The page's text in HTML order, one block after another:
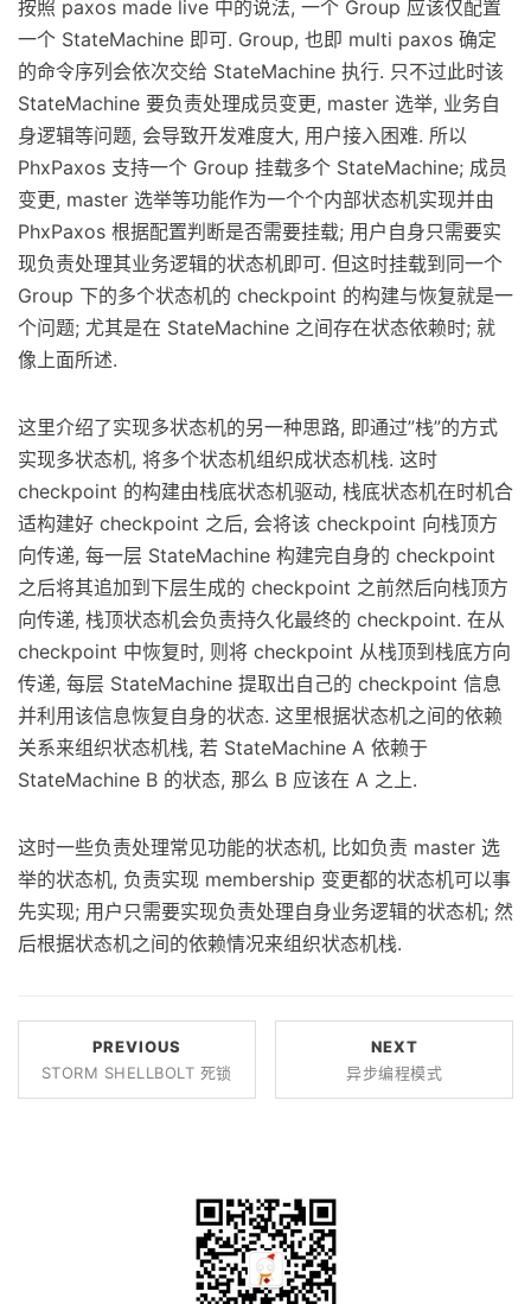
按照 paxos made live 中的说法, 一个 Group 应该仅配置
一个 StateMachine 即可. Group, 也即 multi paxos 确定
的命令序列会依次交给 StateMachine 执行. 只不过此时该
StateMachine 要负责处理成员变更, master 选举, 业务自
身逻辑等问题, 会导致开发难度大, 用户接入困难. 所以
PhxPaxos 支持一个 Group 挂载多个 StateMachine; 成员
变更, master 选举等功能作为一个个内部状态机实现并由
PhxPaxos 根据配置判断是否需要挂载; 用户自身只需要实
现负责处理其业务逻辑的状态机即可. 但这时挂载到同一个
Group 下的多个状态机的 checkpoint 的构建与恢复就是一
个问题; 尤其是在 StateMachine 之间存在状态依赖时; 就
像上面所述.
这里介绍了实现多状态机的另一种思路, 即通过”栈”的方式
实现多状态机, 将多个状态机组织成状态机栈. 这时
checkpoint 的构建由栈底状态机驱动, 栈底状态机在时机合
适构建好 checkpoint 之后, 会将该 checkpoint 向栈顶方
向传递, 每一层 StateMachine 构建完自身的 checkpoint
之后将其追加到下层生成的 checkpoint 之前然后向栈顶方
向传递, 栈顶状态机会负责持久化最终的 checkpoint. 在从
checkpoint 中恢复时, 则将 checkpoint 从栈顶到栈底方向
传递, 每层 StateMachine 提取出自己的 checkpoint 信息
并利用该信息恢复自身的状态. 这里根据状态机之间的依赖
关系来组织状态机栈, 若 StateMachine A 依赖于
StateMachine B 的状态, 那么 B 应该在 A 之上.
这时一些负责处理常见功能的状态机, 比如负责 master 选
举的状态机, 负责实现 membership 变更都的状态机可以事
先实现; 用户只需要实现负责处理自身业务逻辑的状态机; 然
后根据状态机之间的依赖情况来组织状态机栈.
PREVIOUS
STORM SHELLBOLT 死锁
NEXT
异步编程模式